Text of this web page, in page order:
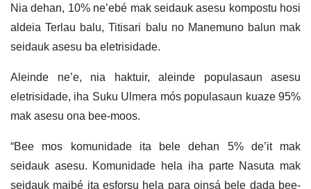
Nia dehan, 10% ne’ebé mak seidauk asesu kompostu hosi
aldeia Terlau balu, Titisari balu no Manemuno balun mak
seidauk asesu ba eletrisidade.
Aleinde ne’e, nia haktuir, aleinde populasaun asesu
eletrisidade, iha Suku Ulmera mós populasaun kuaze 95%
mak asesu ona bee-moos.
“Bee mos komunidade ita bele dehan 5% de’it mak
seidauk asesu. Komunidade hela iha parte Nasuta mak
seidauk maibé ita esforsu hela para oinsá bele dada bee-